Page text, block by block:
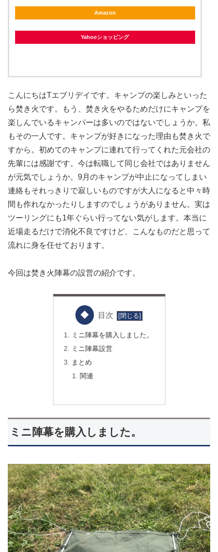
Amazon
Yahooショッピング
こんにちはTエブリデイです。キャンプの楽しみといった
ら焚き火です。もう、焚き火をやるためだけにキャンプを
楽しんでいるキャンパーは多いのではないでしょうか。私
もその一人です。キャンプが好きになった理由も焚き火で
すから。初めてのキャンプに連れて行ってくれた元会社の
先輩には感謝です。今は転職して同じ会社ではありません
が元気でしょうか。9月のキャンプが中止になってしまい
連絡もそれっきりで寂しいものですが大人になると中々時
間も作れなかったりしますのでしょうがありません。実は
ツーリングにも1年ぐらい行ってない気がします。本当に
近場走るだけで消化不良ですけど、こんなものだと思って
流れに身を任せております。
今回は焚き火陣幕の設営の紹介です。
目次
ミニ陣幕を購入しました。
ミニ陣幕設営
まとめ
関連
ミニ陣幕を購入しました。